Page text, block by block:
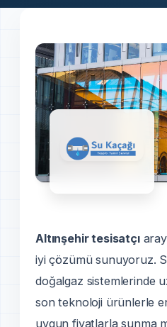
Altınşehir tesisatçı
iyi çözümü sunuyoruz.
doğalgaz sistemlerinde
son teknoloji ürünlerle
uygun fiyatlarla sunma